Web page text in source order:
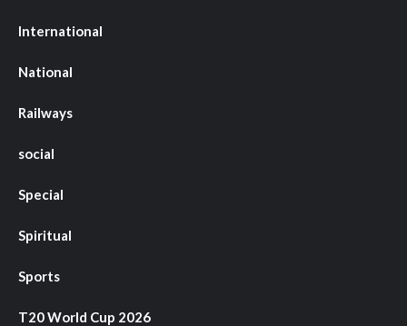
International
National
Railways
social
Special
Spiritual
Sports
T20 World Cup 2026